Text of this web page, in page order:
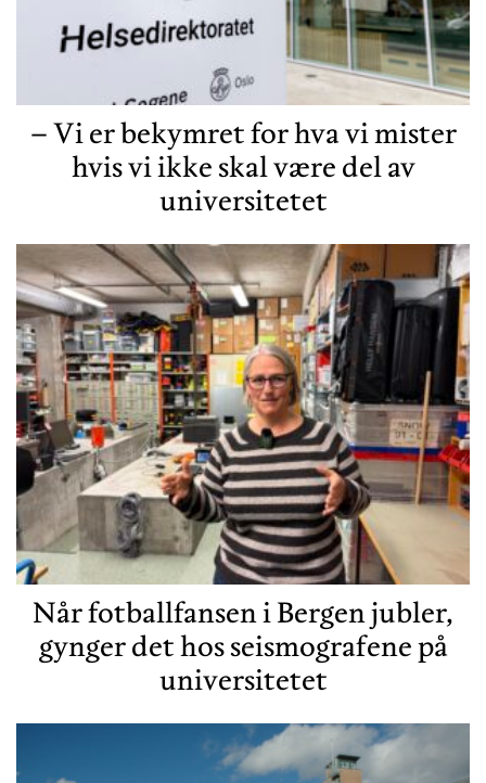
– Vi er bekymret for hva vi mister
hvis vi ikke skal være del av
universitetet
Når fotballfansen i Bergen jubler,
gynger det hos seismografene på
universitetet